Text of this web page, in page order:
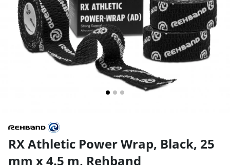
RX Athletic Power Wrap, Black, 25
mm x 4.5 m, Rehband